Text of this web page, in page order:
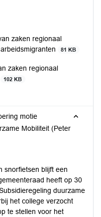
zaken regionaal
81 KB
zaken regionaal
102 KB
motie
Mobiliteit (Peter
snorfietsen blijft een
heeft op 30
duurzame
het college verzocht
te stellen voor het